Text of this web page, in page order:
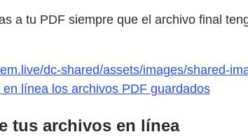
a tu PDF siempre que el archivo final
dc-shared/assets/images/shared-
línea los archivos PDF guardados
tus archivos en línea